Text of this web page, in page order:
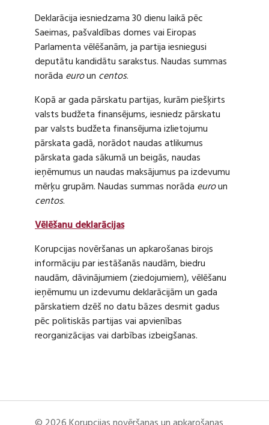
Deklarācija iesniedzama 30 dienu laikā pēc
Saeimas, pašvaldības domes vai Eiropas
Parlamenta vēlēšanām, ja partija iesniegusi
deputātu kandidātu sarakstus. Naudas summas
norāda euroun centos.
Kopā ar gada pārskatu partijas, kurām piešķirts
valsts budžeta finansējums, iesniedz pārskatu
par valsts budžeta finansējuma izlietojumu
pārskata gadā, norādot naudas atlikumus
pārskata gada sākumā un beigās, naudas
ieņēmumus un naudas maksājumus pa izdevumu
mērķu grupām. Naudas summas norāda euroun
centos.
Vēlēšanu deklarācijas
Korupcijas novēršanas un apkarošanas birojs
informāciju par iestāšanās naudām, biedru
naudām, dāvinājumiem (ziedojumiem), vēlēšanu
ieņēmumu un izdevumu deklarācijām un gada
pārskatiem dzēš no datu bāzes desmit gadus
pēc politiskās partijas vai apvienības
reorganizācijas vai darbības izbeigšanas.